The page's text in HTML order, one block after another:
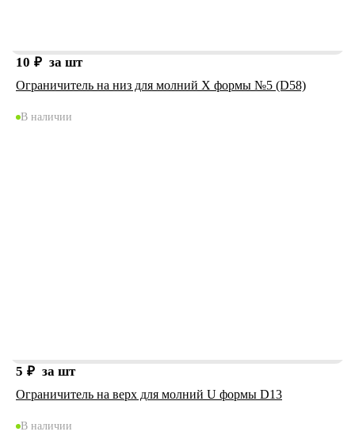
10 ₽ за шт
Ограничитель на низ для молний X формы №5 (D58)
В наличии
5 ₽ за шт
Ограничитель на верх для молний U формы D13
В наличии